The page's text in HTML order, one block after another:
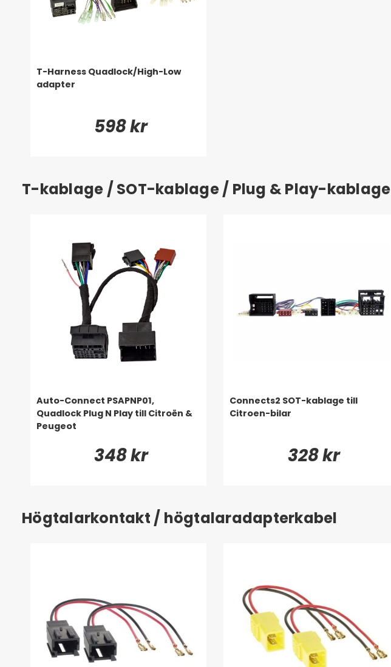
T-Harness Quadlock/High-Low
adapter
598 kr
T-kablage / SOT-kablage / Plug & Play-kablage
Auto-Connect PSAPNP01,
Quadlock Plug N Play till Citroën &
Peugeot
348 kr
Connects2 SOT-kablage till
Citroen-bilar
328 kr
Högtalarkontakt / högtalaradapterkabel